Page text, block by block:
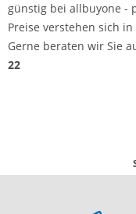
günstig bei allbuyone -
Preise verstehen sich in
Gerne beraten wir Sie
22